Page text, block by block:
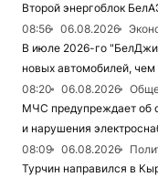
Второй энергоблок
08:56
06.08.2026
В июле 2026-го
новых автомобилей,
08:20
06.08.2026
МЧС предупреждает об
и нарушения
08:09
06.08.2026
Турчин направился в